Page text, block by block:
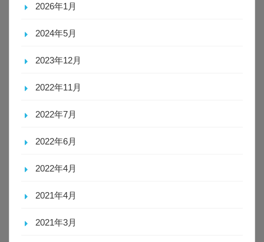
2026年1月
2024年5月
2023年12月
2022年11月
2022年7月
2022年6月
2022年4月
2021年4月
2021年3月